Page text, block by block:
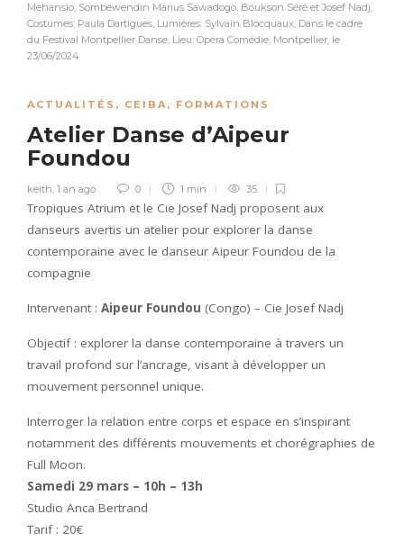
Mehansio, Sombewendin Marius Sawadogo, Boukson Séré et Josef Nadj,
Costumes: Paula Dartigues, Lumières: Sylvain Blocquaux, Dans le cadre
du Festival Montpellier Danse, Lieu: Opéra Comédie, Montpellier, le
23/06/2024
ACTUALITÉS , CEIBA, FORMATIONS
Atelier Danse d’Aipeur
Foundou
keith, 1 an ago 0 1 min 35
Tropiques Atrium et le Cie Josef Nadj proposent aux
danseurs avertis un atelier pour explorer la danse
contemporaine avec le danseur Aipeur Foundou de la
compagnie
Intervenant : Aipeur Foundou (Congo) – Cie Josef Nadj
Objectif : explorer la danse contemporaine à travers un
travail profond sur l’ancrage, visant à développer un
mouvement personnel unique.
Interroger la relation entre corps et espace en s’inspirant
notamment des différents mouvements et chorégraphies de
Full Moon.
Samedi 29 mars – 10h – 13h
Studio Anca Bertrand
Tarif : 20€